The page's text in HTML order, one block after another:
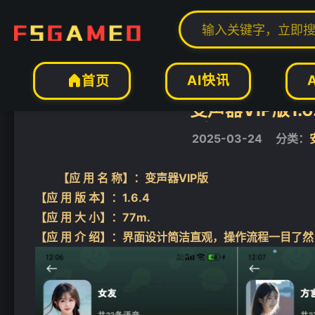
首页 AI快讯
福神网-专注分享最实用的软件、工具、资讯  安卓软件  正文
变声器VIP版
2025-03-24 分类：
【应 用 名 称】：变声器VIP版
【应 用 版 本】：1.6.4
【应 用 大 小】：77m.
【应 用 介 绍】：界面设计简洁直观，操作流程一目